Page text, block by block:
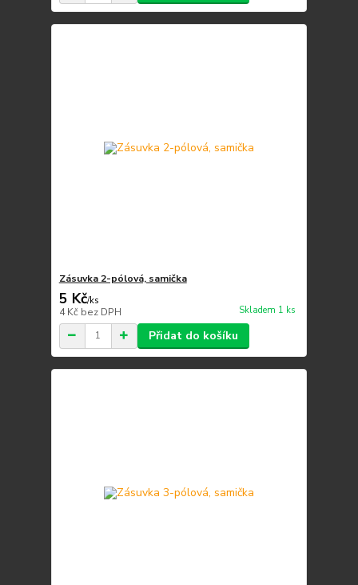
Zásuvka 2-pólová, samička
5 Kč/ks
4 Kč bez DPH Skladem 1 ks
Přidat do košíku